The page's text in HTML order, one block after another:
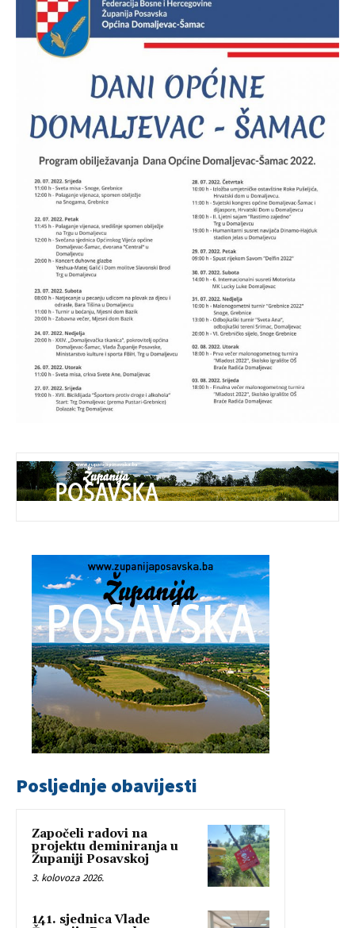
Posljednje obavijesti
Započeli radovi na
projektu deminiranja u
Županiji Posavskoj
3. kolovoza 2026.
141. sjednica Vlade